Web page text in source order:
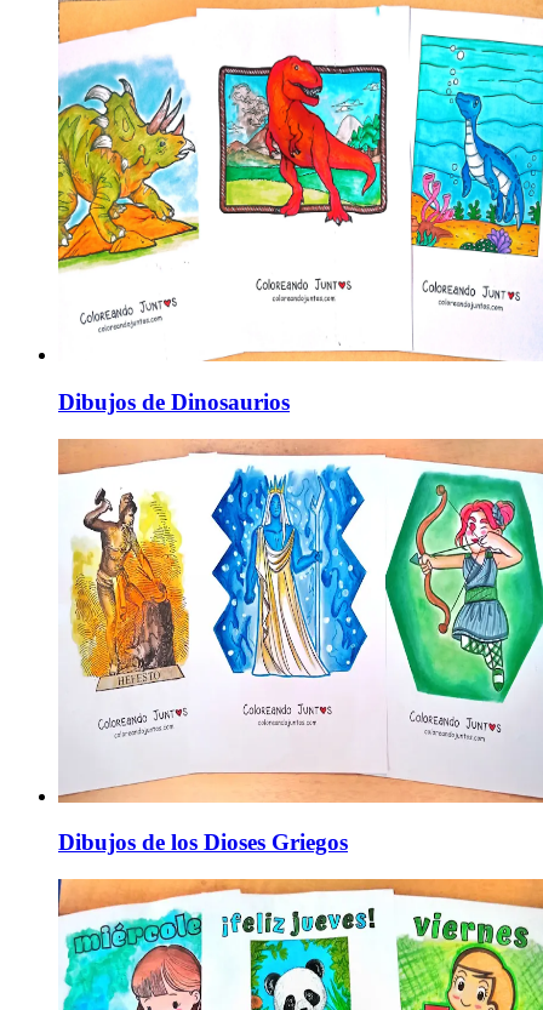
Dibujos de Dinosaurios
Dibujos de los Dioses Griegos